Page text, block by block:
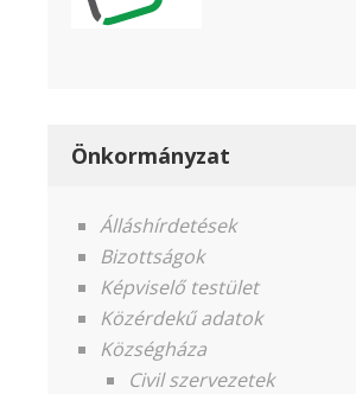
Önkormányzat
Álláshírdetések
Bizottságok
Képviselő testület
Közérdekű adatok
Községháza
Civil szervezetek